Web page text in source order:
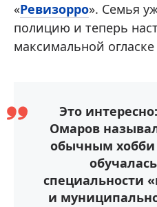
«Ревизорро». Семья
полицию и теперь
максимальной
Это
Омаров
обычным
специальности
и